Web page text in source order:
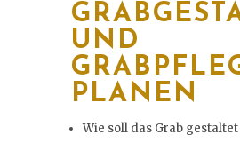
UND
PLANEN
Wie soll das Grab